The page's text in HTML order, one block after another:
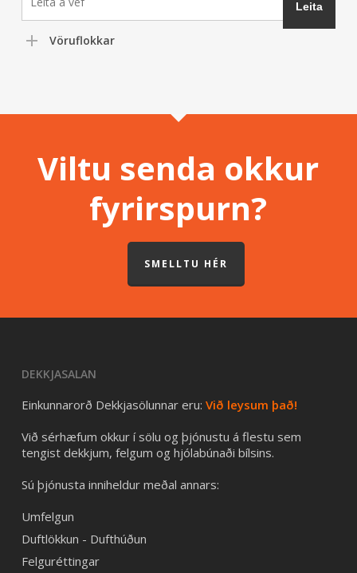
Vöruflokkar
Viltu senda okkur
fyrirspurn?
SMELLTU HÉR
DEKKJASALAN
Einkunnarorð Dekkjasölunnar eru: Við leysum það!
Við sérhæfum okkur í sölu og þjónustu á flestu sem
tengist dekkjum, felgum og hjólabúnaði bílsins.
Sú þjónusta inniheldur meðal annars:
Umfelgun
Duftlökkun - Dufthúðun
Felguréttingar